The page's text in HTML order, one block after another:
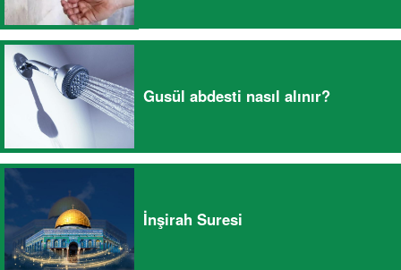
Gusül abdesti nasıl alınır?
İnşirah Suresi